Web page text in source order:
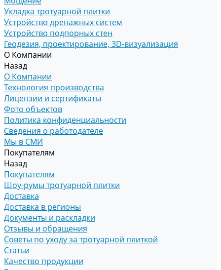
Укладка тротуарной плитки
Устройство дренажных систем
Устройство подпорных стен
Геодезия, проектирование, 3D-визуализация
О Компании
Назад
О Компании
Технология производства
Лицензии и сертификаты
Фото объектов
Политика конфиденциальности
Сведения о работодателе
Мы в СМИ
Покупателям
Назад
Покупателям
Шоу-румы тротуарной плитки
Доставка
Доставка в регионы
Документы и раскладки
Отзывы и обращения
Советы по уходу за тротуарной плиткой
Статьи
Качество продукции